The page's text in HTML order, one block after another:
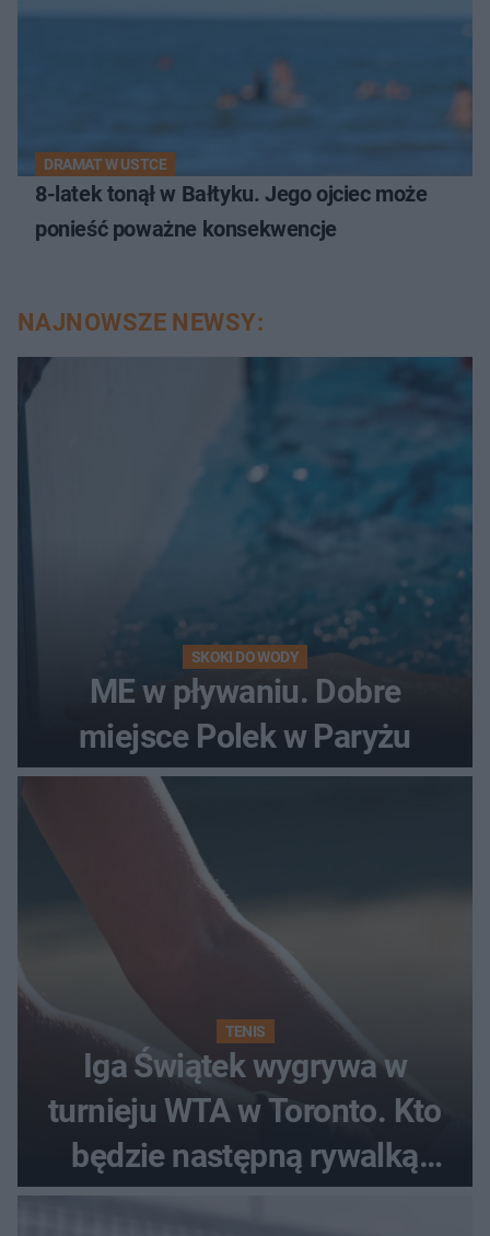
DRAMAT W USTCE
8-latek tonął w Bałtyku. Jego ojciec może
ponieść poważne konsekwencje
NAJNOWSZE NEWSY:
SKOKI DO WODY
ME w pływaniu. Dobre
miejsce Polek w Paryżu
TENIS
Iga Świątek wygrywa w
turnieju WTA w Toronto. Kto
będzie następną rywalką